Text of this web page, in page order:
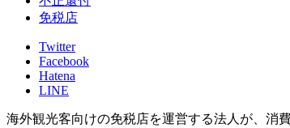
免税店
Twitter
Facebook
Hatena
LINE
海外観光客向けの免税店を運営する法人が、消